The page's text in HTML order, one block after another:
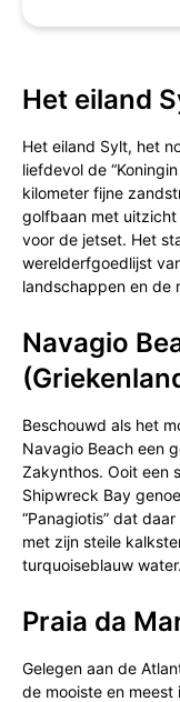
Het eiland
Het eiland Sylt, het
liefdevol de
kilometer fijne
golfbaan met
voor de jetset. Het
werelderfgoedlijst
landschappen en de
Navagio
Beschouwd als het
Navagio Beach een
Zakynthos. Ooit een
Shipwreck Bay
“Panagiotis” dat
met zijn steile
turquoiseblauw water.
Praia da
Gelegen aan de
de mooiste en meest